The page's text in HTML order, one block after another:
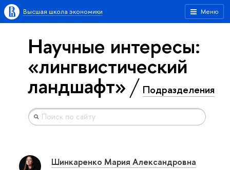
Меню
Высшая школа экономики
Научные интересы:
«лингвистический
ландшафт» Подразделения
Шинкаренко Мария Александровна